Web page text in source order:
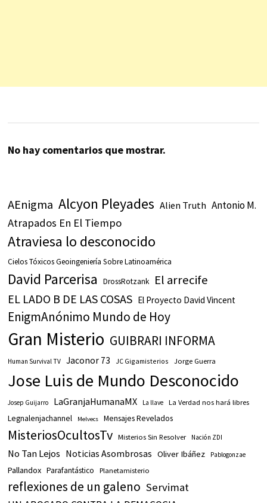
No hay comentarios que mostrar.
AEnigma Alcyon Pleyades Alien Truth Antonio M.
Atrapados En El Tiempo
Atraviesa lo desconocido
Cielos Tóxicos Geoingeniería Sobre Latinoamérica
David Parcerisa DrossRotzank El arrecife
EL LADO B DE LAS COSAS El Proyecto David Vincent
EnigmAnónimo Mundo de Hoy
Gran Misterio GUIBRARI INFORMA
Human Survival TV Jaconor 73 JC Gigamisterios Jorge Guerra
Jose Luis de Mundo Desconocido
Josep Guijarro LaGranjaHumanaMX La llave La Verdad nos hará libres
Legnalenjachannel Melvecs Mensajes Revelados
MisteriosOcultosTv Misterios Sin Resolver Nación ZDI
No Tan Lejos Noticias Asombrosas Oliver Ibáñez Pablogonzae
Pallandox Parafantástico Planetamisterio
reflexiones de un galeno Servimat